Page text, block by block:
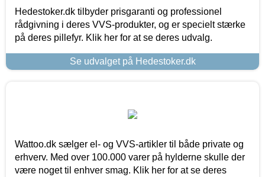
Hedestoker.dk tilbyder prisgaranti og professionel
rådgivning i deres VVS-produkter, og er specielt stærke
på deres pillefyr. Klik her for at se deres udvalg.
Se udvalget på Hedestoker.dk
Wattoo.dk sælger el- og VVS-artikler til både private og
erhverv. Med over 100.000 varer på hylderne skulle der
være noget til enhver smag. Klik her for at se deres